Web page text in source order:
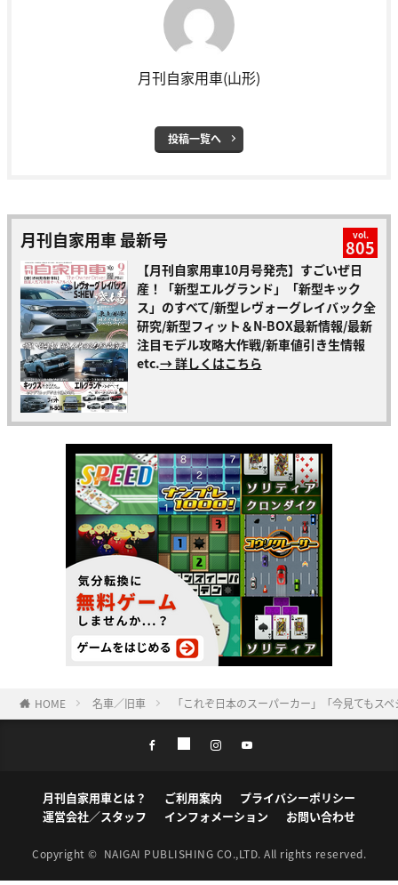
月刊自家用車(山形)
投稿一覧へ
月刊自家用車 最新号 vol.
805
【月刊自家用車10月号発売】すごいぜ日
産！「新型エルグランド」「新型キック
ス」のすべて/新型レヴォーグレイバック全
研究/新型フィット＆N-BOX最新情報/最新
注目モデル攻略大作戦/新車値引き生情報
etc.→ 詳しくはこちら
HOME 名車／旧車 「これぞ日本のスーパーカー」「今見てもス
月刊自家用車とは？ ご利用案内
プライバシーポリシー
運営会社／スタッフ
インフォメーション お問い合わせ
Copyright © NAIGAI PUBLISHING CO.,LTD. All rights reserved.